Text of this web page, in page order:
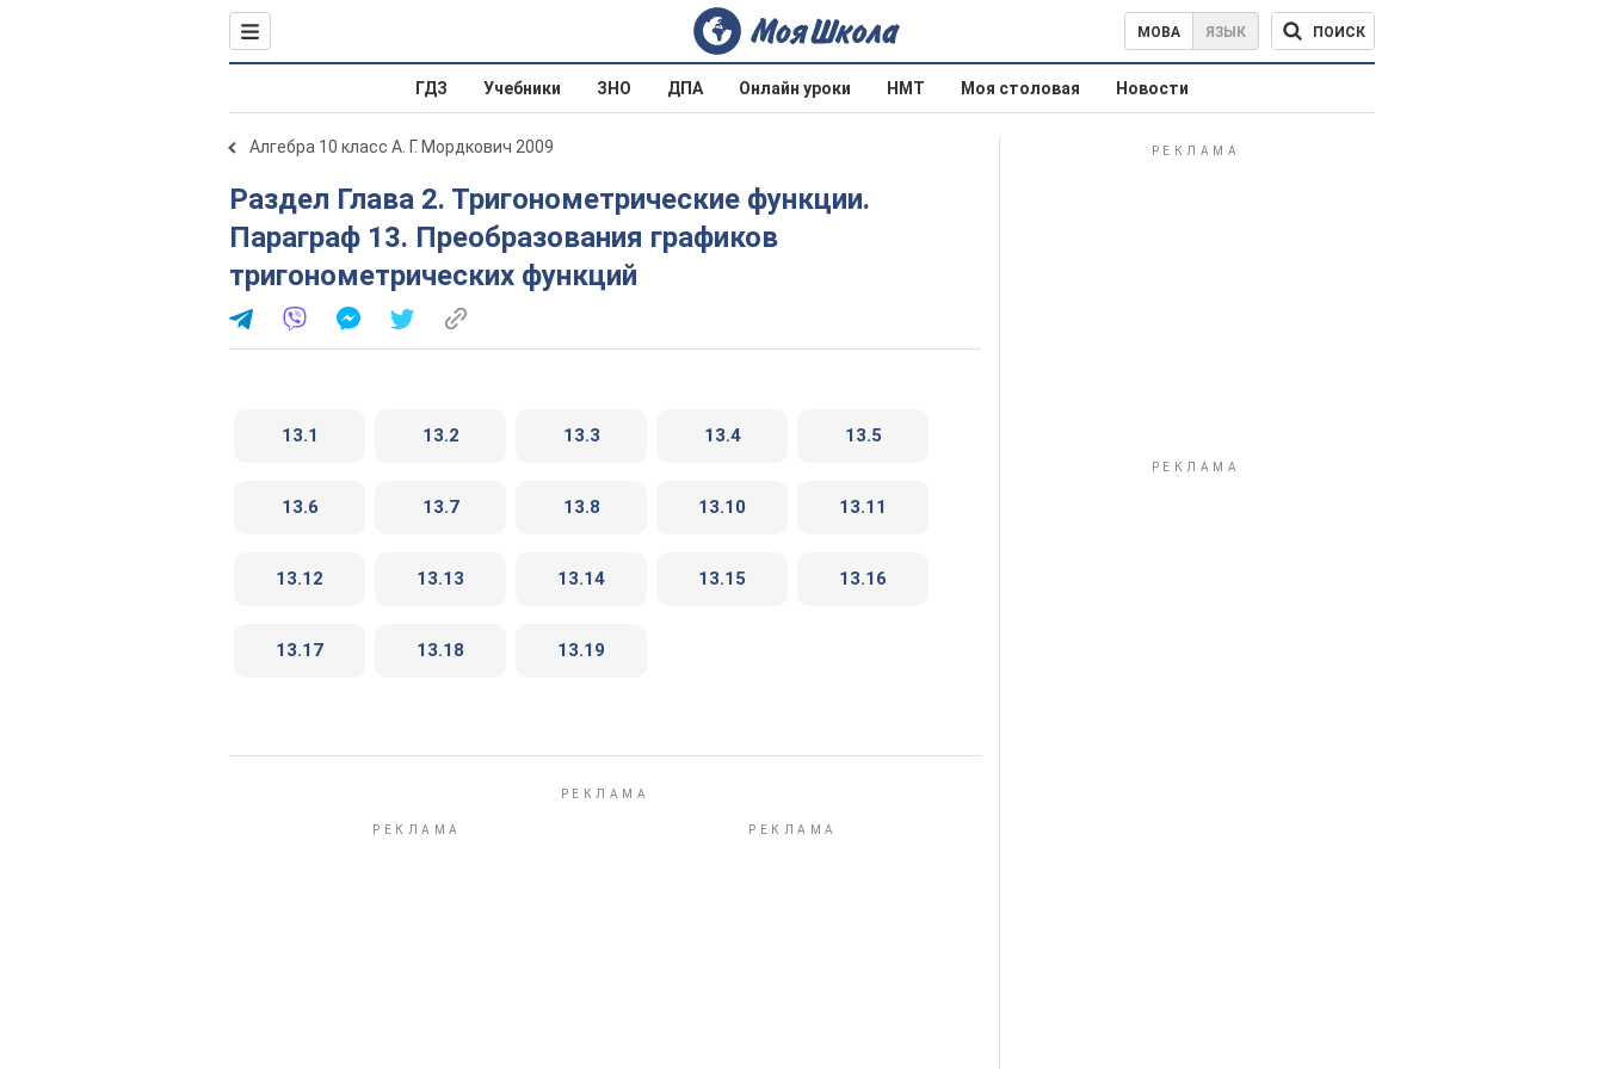
МОВА ЯЗЫК ПОИСК
ГДЗ Учебники ЗНО ДПА Онлайн уроки НМТ Моя столовая Новости
Алгебра 10 класс А. Г. Мордкович 2009
Раздел Глава 2. Тригонометрические функции.
Параграф 13. Преобразования графиков
тригонометрических функций
13.1 13.2 13.3 13.4 13.5
13.6 13.7 13.8 13.10 13.11
13.12 13.13 13.14 13.15 13.16
13.17 13.18 13.19